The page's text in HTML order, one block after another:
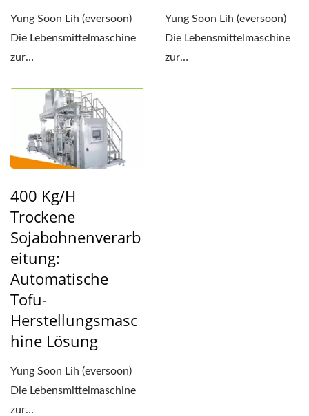
Yung Soon Lih (eversoon)
Die Lebensmittelmaschine
zur
bietet...
Yung Soon Lih (eversoon)
Die Lebensmittelmaschine
zur
400 Kg/h
Trockene
Sojabohnenverarb
Eitung:
Automatische
Tofu-
Herstellungsmasc
Hine Lösung
Yung Soon Lih (eversoon)
Die Lebensmittelmaschine
zur